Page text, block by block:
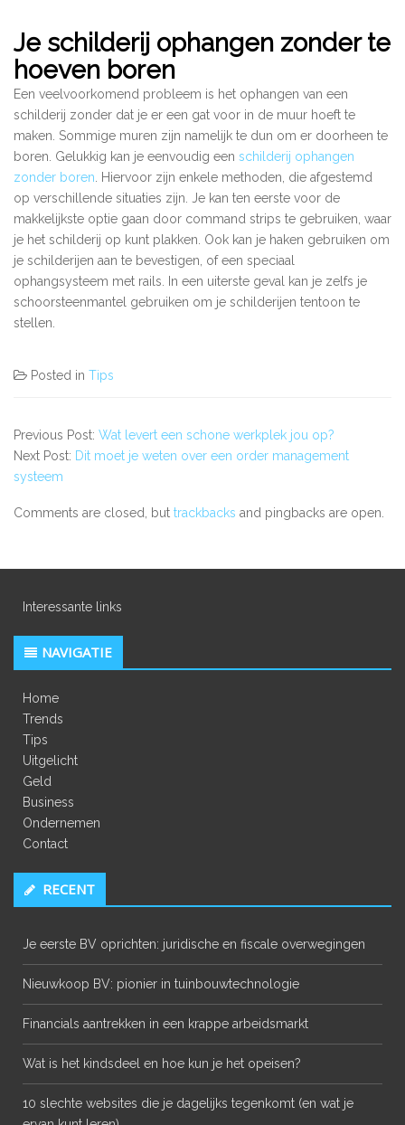
Je schilderij ophangen zonder te
hoeven boren
Een veelvoorkomend probleem is het ophangen van een
schilderij zonder dat je er een gat voor in de muur hoeft te
maken. Sommige muren zijn namelijk te dun om er doorheen te
boren. Gelukkig kan je eenvoudig een schilderij ophangen
zonder boren . Hiervoor zijn enkele methoden, die afgestemd
op verschillende situaties zijn. Je kan ten eerste voor de
makkelijkste optie gaan door command strips te gebruiken, waar
je het schilderij op kunt plakken. Ook kan je haken gebruiken om
je schilderijen aan te bevestigen, of een speciaal
ophangsysteem met rails. In een uiterste geval kan je zelfs je
schoorsteenmantel gebruiken om je schilderijen tentoon te
stellen.
Posted in Tips
Previous Post: Wat levert een schone werkplek jou op?
Next Post: Dit moet je weten over een order management
systeem
Comments are closed, but trackbacks and pingbacks are open.
Interessante links
NAVIGATIE
Home
Trends
Tips
Uitgelicht
Geld
Business
Ondernemen
Contact
RECENT
Je eerste BV oprichten: juridische en fiscale overwegingen
Nieuwkoop BV: pionier in tuinbouwtechnologie
Financials aantrekken in een krappe arbeidsmarkt
Wat is het kindsdeel en hoe kun je het opeisen?
10 slechte websites die je dagelijks tegenkomt (en wat je